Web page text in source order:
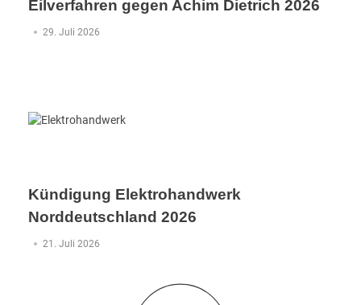
Eilverfahren gegen Achim Dietrich 2026
29. Juli 2026
Kündigung Elektrohandwerk
Norddeutschland 2026
21. Juli 2026